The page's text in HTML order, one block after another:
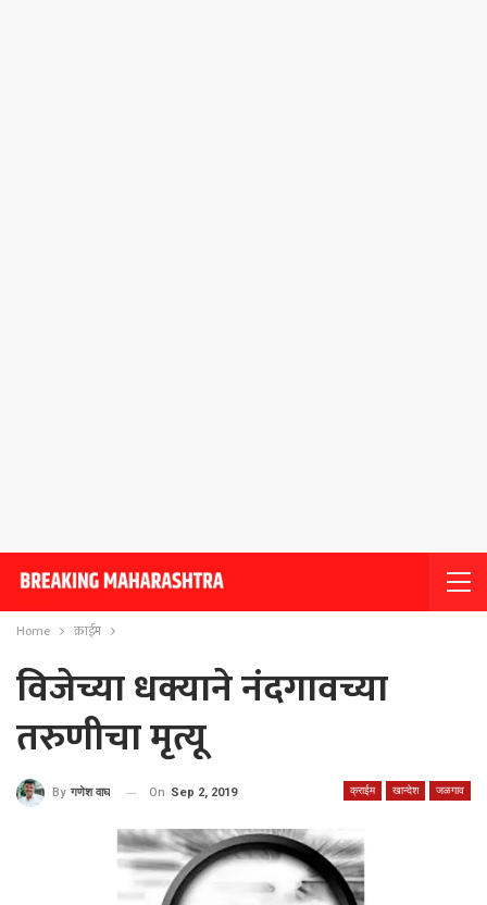
Home क्राईम
विजेच्या धक्याने नंदगावच्या
तरुणीचा मृत्यू
क्राईम खान्देश जळगाव
By गणेश वाघ On Sep 2, 2019